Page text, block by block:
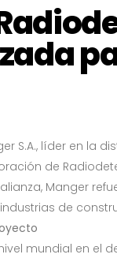
S.A., líder en la
de
Manger
de
mundial en el